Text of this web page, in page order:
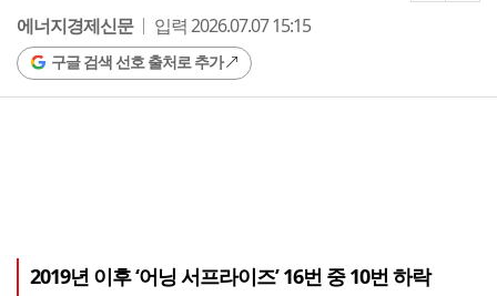
에너지경제신문
입력 2026.07.07 15:15
구글 검색 선호 출처로 추가
2019년 이후 ‘어닝 서프라이즈’ 16번 중 10번 하락